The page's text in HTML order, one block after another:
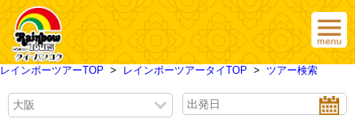
レインボーツアーTOP > レインボーツアータイTOP > ツアー検索